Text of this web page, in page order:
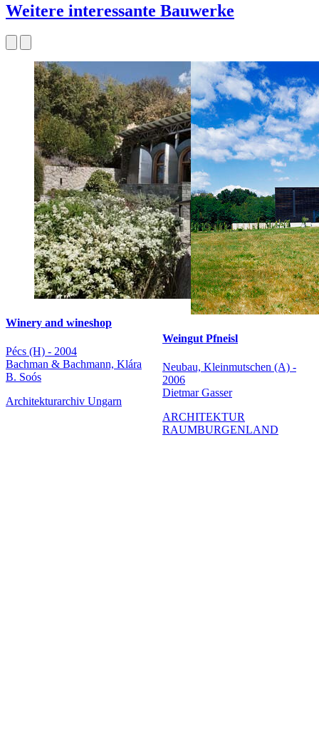
Weitere interessante Bauwerke
Winery and wineshop
Pécs (H) - 2004
Bachman & Bachmann, Klára
B. Soós
Architekturarchiv Ungarn
Weingut Pfneisl
Neubau, Kleinmutschen (A) -
2006
Dietmar Gasser
ARCHITEKTUR
RAUMBURGENLAND